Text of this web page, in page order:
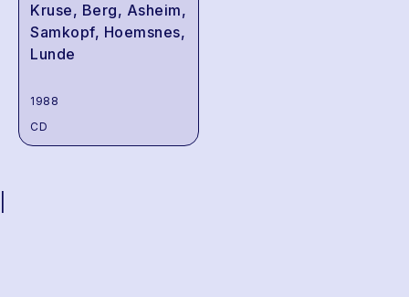
Kruse, Berg, Asheim,
Samkopf, Hoemsnes,
Lunde
1988
CD